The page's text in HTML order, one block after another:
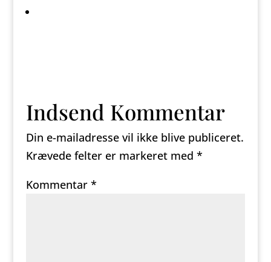
Indsend Kommentar
Din e-mailadresse vil ikke blive publiceret.
Krævede felter er markeret med *
Kommentar *